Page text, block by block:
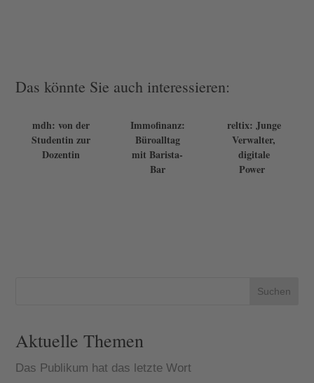
Das könnte Sie auch interessieren:
mdh: von der
Studentin zur
Dozentin
Immofinanz:
Büroalltag
mit Barista-
Bar
reltix: Junge
Verwalter,
digitale
Power
Suchen
Aktuelle Themen
Das Publikum hat das letzte Wort